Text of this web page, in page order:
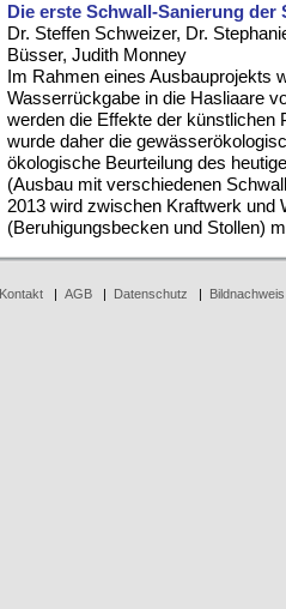
Die erste Schwall-Sanierung der
Dr. Steffen Schweizer, Dr.
Büsser, Judith Monney
Im Rahmen eines Ausbauprojekts
Wasserrückgabe in die Hasliaare
werden die Effekte der künstlichen
wurde daher die
ökologische Beurteilung des
(Ausbau mit verschiedenen
2013 wird zwischen Kraftwerk und
(Beruhigungsbecken und Stollen)
Kontakt| AGB| Datenschutz Bildnachweis